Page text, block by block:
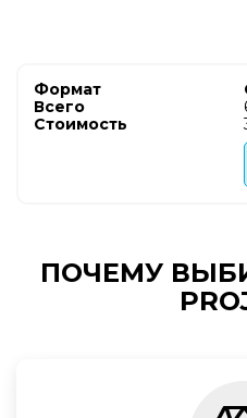
ПОЧЕМУ